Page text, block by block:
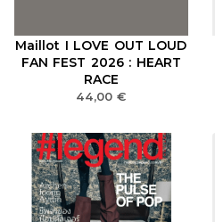
Maillot I LOVE OUT LOUD
FAN FEST 2026 : HEART
RACE
44,00 €